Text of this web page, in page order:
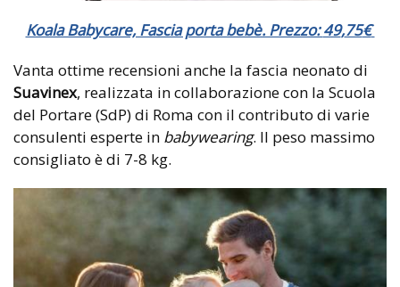
Koala Babycare, Fascia porta bebè. Prezzo:49,75€
Vanta ottime recensioni anche la fascia neonato di
Suavinex, realizzata in collaborazione con la Scuola
del Portare (SdP) di Roma con il contributo di varie
consulenti esperte in babywearing. Il peso massimo
consigliato è di 7-8 kg.